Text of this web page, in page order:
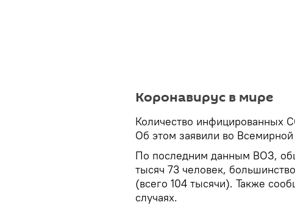
Коронавирус в мире
Количество инфицированных
Об этом заявили во
По последним данным ВОЗ,
тысяч 73 человек,
(всего 104 тысячи). Также
случаях.